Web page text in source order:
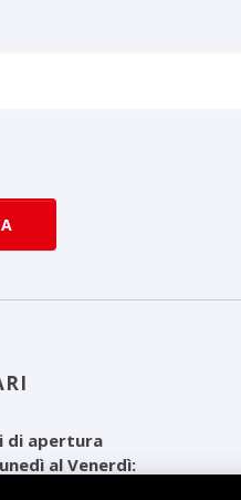
di apertura
al Venerdì: